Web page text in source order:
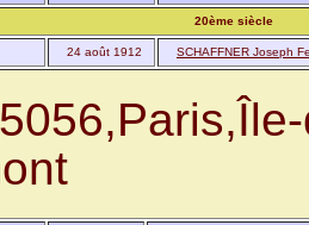
20ème siècle
24 août 1912 SCHAFFNER Joseph